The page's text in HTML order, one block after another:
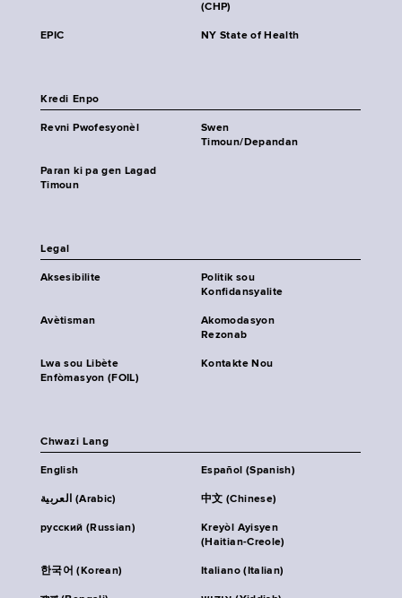
(CHP)
EPIC NY State of Health
Kredi Enpo
Revni Pwofesyonèl
Swen
Timoun/Depandan
Paran ki pa gen Lagad
Timoun
Legal
Aksesibilite
Politik sou
Konfidansyalite
Avètisman
Akomodasyon
Rezonab
Lwa sou Libète
Enfòmasyon (FOIL)
Kontakte Nou
Chwazi Lang
English Español (Spanish)
العربية (Arabic) 中文 (Chinese)
русский (Russian)
Kreyòl Ayisyen
(Haitian-Creole)
한국어 (Korean) Italiano (Italian)